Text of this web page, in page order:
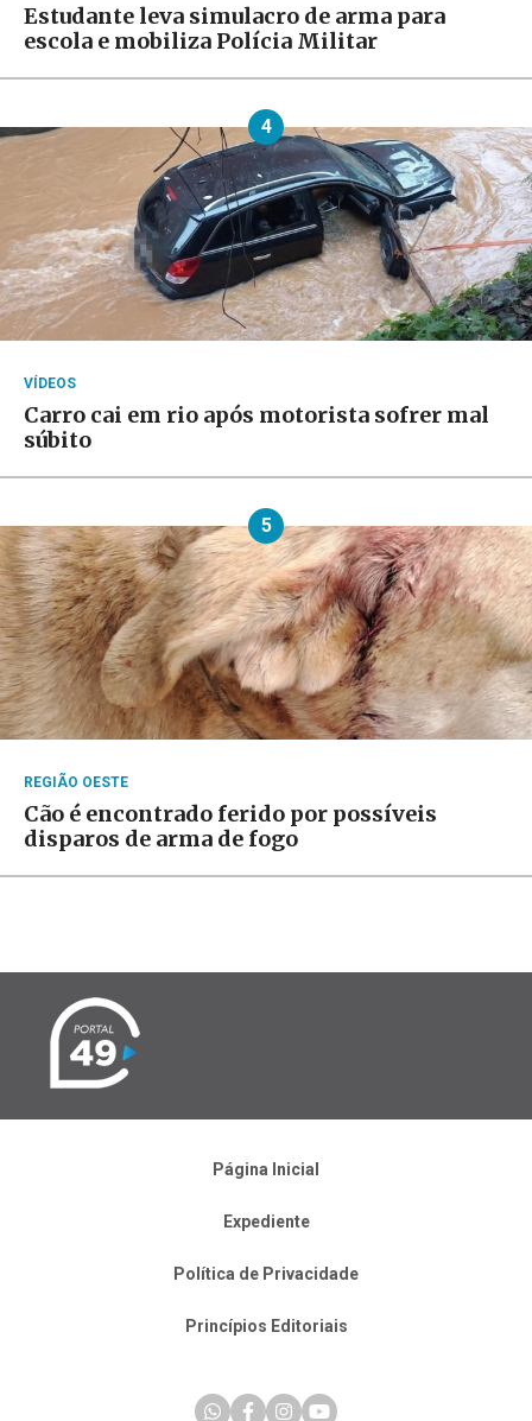
Estudante leva simulacro de arma para
escola e mobiliza Polícia Militar
4
VÍDEOS
Carro cai em rio após motorista sofrer mal
súbito
5
REGIÃO OESTE
Cão é encontrado ferido por possíveis
disparos de arma de fogo
Página Inicial
Expediente
Política de Privacidade
Princípios Editoriais